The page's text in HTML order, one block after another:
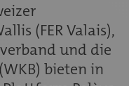
(FER Valais),
und die
bieten in